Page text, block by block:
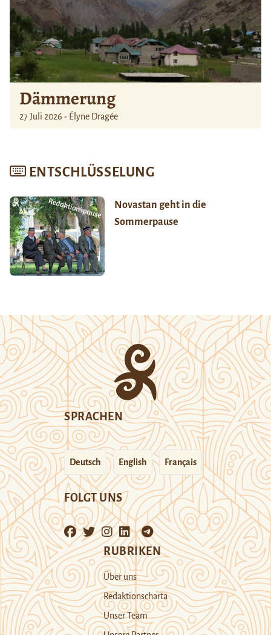
Dämmerung
27 Juli 2026 - Élyne Dragée
ENTSCHLÜSSELUNG
Novastan geht in die
Sommerpause
SPRACHEN
Deutsch English Français
FOLGT UNS
RUBRIKEN
Über uns
Redaktionscharta
Unser Team